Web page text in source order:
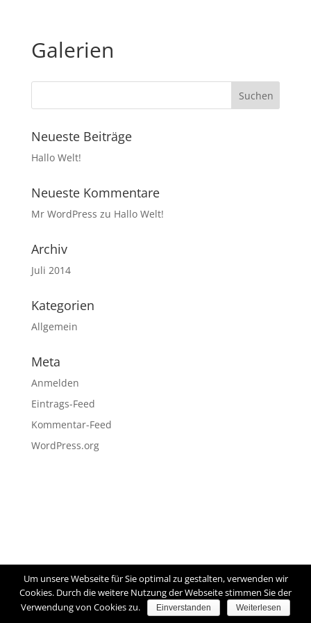
Galerien
Neueste Beiträge
Hallo Welt!
Neueste Kommentare
Mr WordPress zu Hallo Welt!
Archiv
Juli 2014
Kategorien
Allgemein
Meta
Anmelden
Eintrags-Feed
Kommentar-Feed
WordPress.org
Um unsere Webseite für Sie optimal zu gestalten, verwenden wir
Cookies. Durch die weitere Nutzung der Webseite stimmen Sie der
Verwendung von Cookies zu.
Einverstanden Weiterlesen